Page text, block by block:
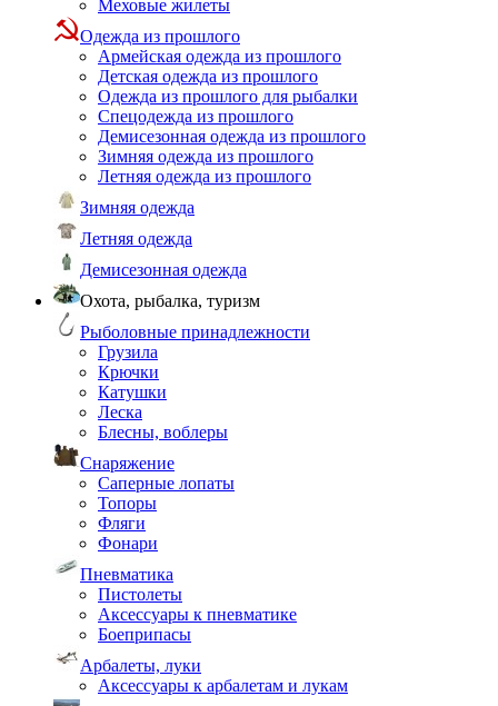
Меховые жилеты
Одежда из прошлого
Армейская одежда из прошлого
Детская одежда из прошлого
Одежда из прошлого для рыбалки
Спецодежда из прошлого
Демисезонная одежда из прошлого
Зимняя одежда из прошлого
Летняя одежда из прошлого
Зимняя одежда
Летняя одежда
Демисезонная одежда
Охота, рыбалка, туризм
Рыболовные принадлежности
Грузила
Крючки
Катушки
Леска
Блесны, воблеры
Снаряжение
Саперные лопаты
Топоры
Фляги
Фонари
Пневматика
Пистолеты
Аксессуары к пневматике
Боеприпасы
Арбалеты, луки
Аксессуары к арбалетам и лукам